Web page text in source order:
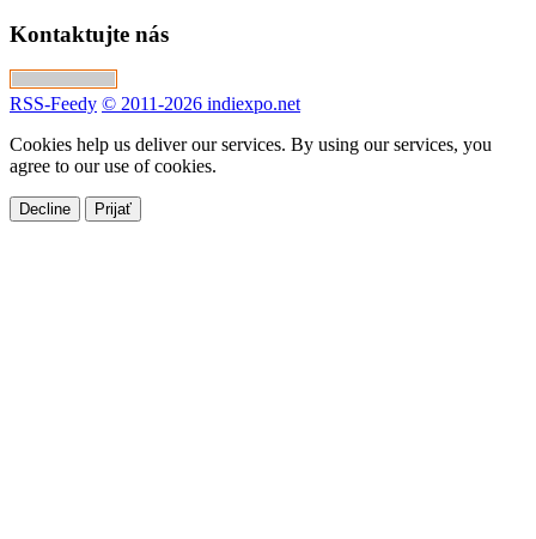
Kontaktujte nás
RSS-Feedy © 2011-2026 indiexpo.net
Cookies help us deliver our services. By using our services, you
agree to our use of cookies.
Decline Prijať